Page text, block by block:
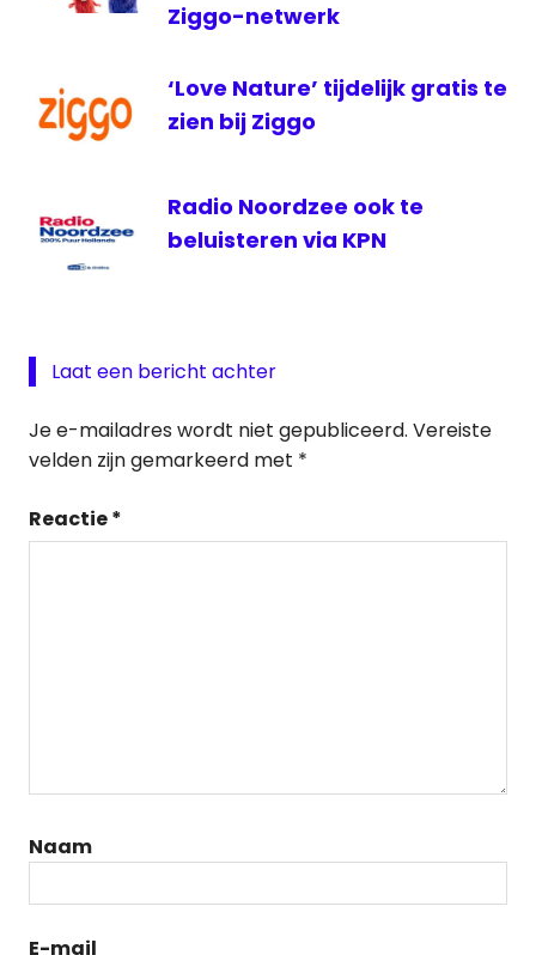
Ziggo-netwerk
‘Love Nature’ tijdelijk gratis te
zien bij Ziggo
Radio Noordzee ook te
beluisteren via KPN
Laat een bericht achter
Je e-mailadres wordt niet gepubliceerd. Vereiste
velden zijn gemarkeerd met *
Reactie*
Naam
E-mail